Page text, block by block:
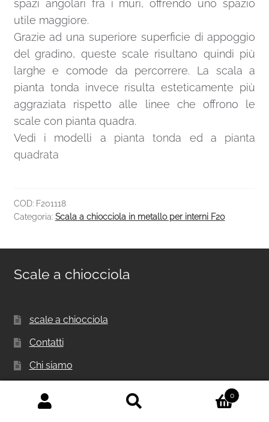
spazi angolari fra i muri, offrendo uno spazio
utile maggiore.
Grazie ad una superiore superficie di appoggio
del gradino, queste scale risultano quindi più
larghe e comode da percorrere. La scala a
pianta tonda invece risulta esteticamente più
aggraziata rispetto alle linee che offrono le
scale con pianta quadra.
Vedi i modelli a pianta tonda ed a pianta
quadrata
COD: F201118
Categoria: Scala a chiocciola in metallo per interni F20
Scale a chiocciola
scale a chiocciola
Contatti
Chi siamo
Carrello
0